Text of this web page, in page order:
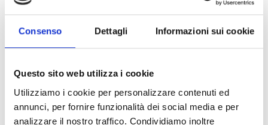
Consenso Dettagli Informazioni sui cookie
Questo sito web utilizza i cookie
Utilizziamo i cookie per personalizzare contenuti ed
annunci, per fornire funzionalità dei social media e per
analizzare il nostro traffico. Condividiamo inoltre